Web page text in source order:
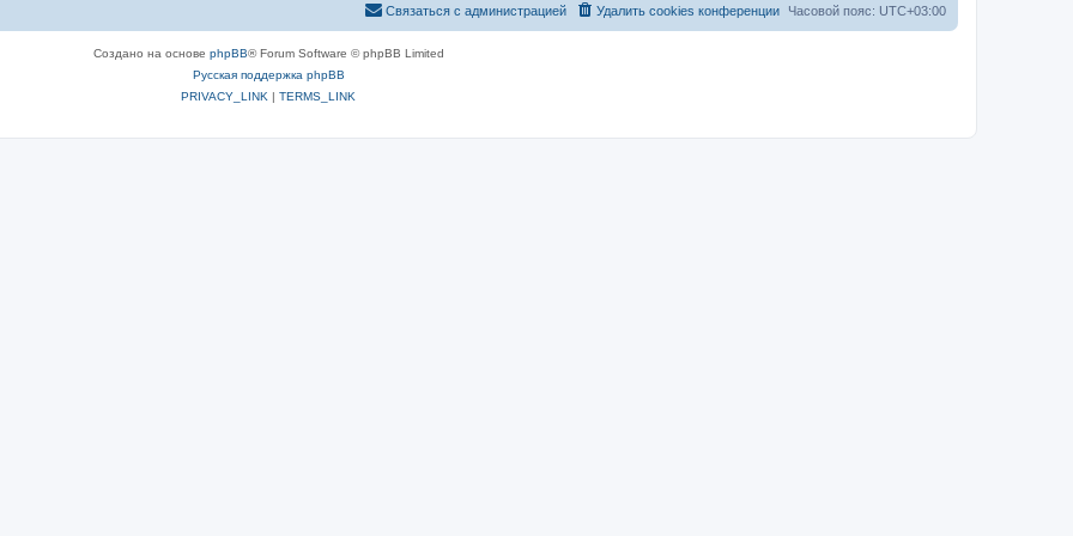
Часовой пояс: UTC+03:00
Удалить cookies конференции
Связаться с администрацией
Создано на основе phpBB® Forum Software © phpBB Limited
Русская поддержка phpBB
PRIVACY_LINK | TERMS_LINK